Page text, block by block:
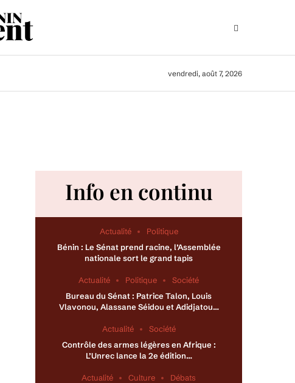
vendredi, août 7, 2026
Info en continu
Actualité
Politique
Bénin : Le Sénat prend racine, l’Assemblée
nationale sort le grand tapis
Actualité Politique
Société
Bureau du Sénat : Patrice Talon, Louis
Vlavonou, Alassane Séidou et Adidjatou…
Actualité
Société
Contrôle des armes légères en Afrique :
L’Unrec lance la 2e édition…
Actualité Culture
Débats